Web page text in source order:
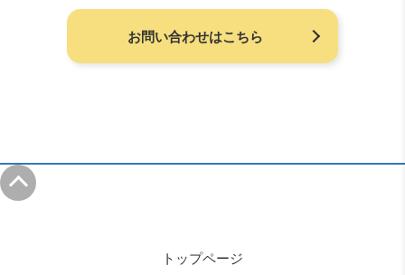
お問い合わせはこちら
トップページ